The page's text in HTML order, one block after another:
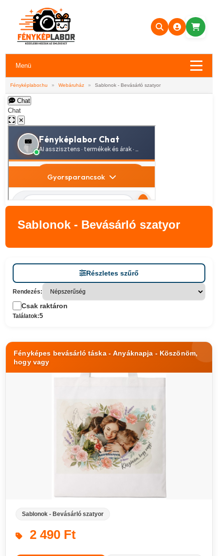
Menü
Fényképlabor.hu » Webáruház » Sablonok - Bevásárló szatyor
Chat
Chat
✕
Sablonok - Bevásárló szatyor
Részletes szűrő
Rendezés:
Csak raktáron
Találatok:5
Fényképes bevásárló táska - Anyáknapja - Köszönöm,
hogy vagy
Sablonok - Bevásárló szatyor
2 490 Ft